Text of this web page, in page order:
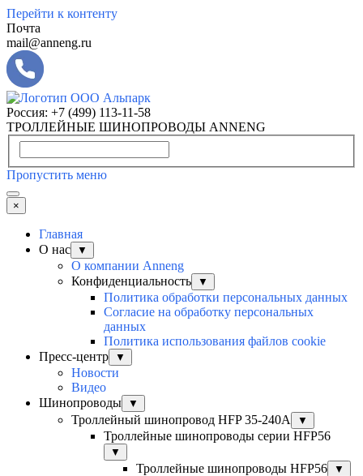
Перейти к контенту
Почта
mail@anneng.ru
Россия: +7 (499) 113-11-58
ТРОЛЛЕЙНЫЕ ШИНОПРОВОДЫ ANNENG
Пропустить меню
×
Главная
О нас
▼
О компании Anneng
Конфиденциальность
▼
Политика обработки персональных данных
Согласие на обработку персональных
данных
Политика использования файлов cookie
Пресс-центр
▼
Новости
Видео
Шинопроводы
▼
Троллейный шинопровод HFP 35-240А ▼
Троллейные шинопроводы серии HFP56
▼
Троллейные шинопроводы HFP56 ▼